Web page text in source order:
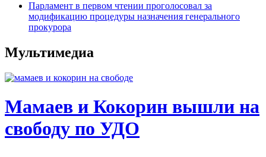
Парламент в первом чтении проголосовал за
модификацию процедуры назначения генерального
прокурора
Мультимедиа
Мамаев и Кокорин вышли на
свободу по УДО